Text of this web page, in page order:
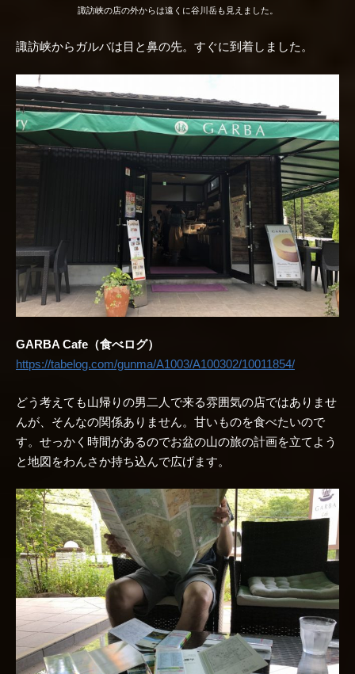
諏訪峡の店の外からは遠くに谷川岳も見えました。
諏訪峡からガルバは目と鼻の先。すぐに到着しました。
GARBA Cafe（食べログ）
https://tabelog.com/gunma/A1003/A100302/10011854/
どう考えても山帰りの男二人で来る雰囲気の店ではありませ
んが、そんなの関係ありません。甘いものを食べたいので
す。せっかく時間があるのでお盆の山の旅の計画を立てよう
と地図をわんさか持ち込んで広げます。